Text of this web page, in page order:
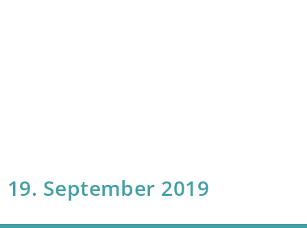
19. September 2019